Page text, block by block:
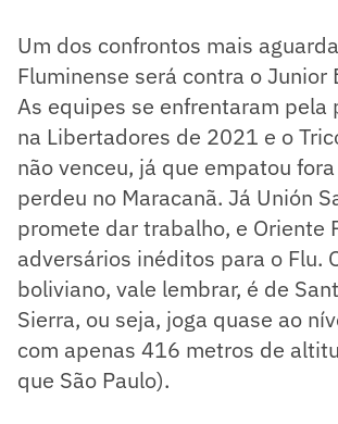
Um dos confrontos mais
Fluminense será contra o Junior
As equipes se enfrentaram pela
na Libertadores de 2021 e o
não venceu, já que empatou
perdeu no Maracanã. Já Unión
promete dar trabalho, e Oriente
adversários inéditos para o Flu.
boliviano, vale lembrar, é de
Sierra, ou seja, joga quase ao
com apenas 416 metros de
que São Paulo).